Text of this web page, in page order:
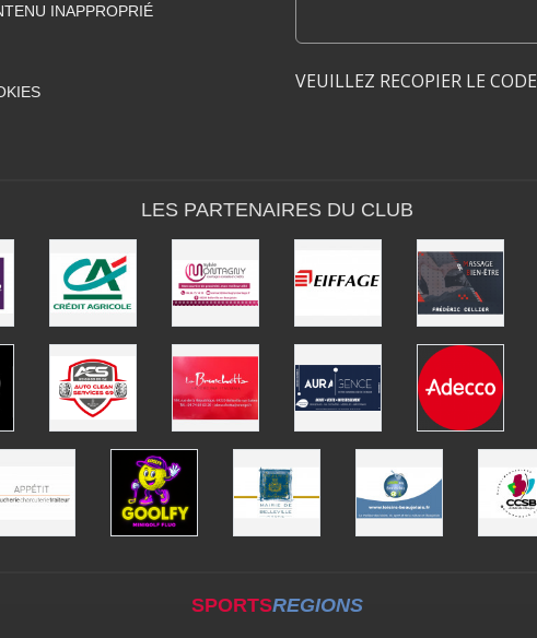
INAPPROPRIÉ
VEUILLEZ RECOPIER LE CODE
LES PARTENAIRES DU CLUB
SPORTSREGIONS